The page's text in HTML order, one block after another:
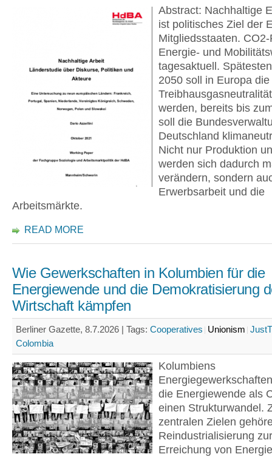
Abstract: Nachhaltige
ist politisches Ziel der
Mitgliedsstaaten.
Energie- und
tagesaktuell.
2050 soll in Europa die
werden, bereits bis
soll die
Deutschland
Nicht nur Produktion
werden sich dadurch
verändern, sondern
Erwerbsarbeit und die
Arbeitsmärkte.
READ MORE
Wie Gewerkschaften in Kolumbien für die
Energiewende und die Demokratisierung
Wirtschaft kämpfen
Berliner Gazette, 8.7.2026 | Tags: Cooperatives Unionism
Colombia
Kolumbiens
die Energiewende als
einen Strukturwandel.
zentralen Zielen
Reindustrialisierung zur
Erreichung von